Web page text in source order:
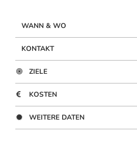
WANN & WO
KONTAKT
ZIELE
KOSTEN
WEITERE DATEN